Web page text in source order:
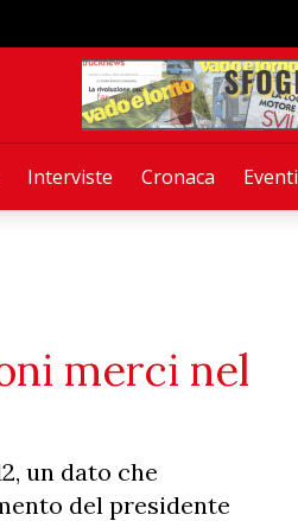
Interviste Cronaca Eventi
merci nel
un dato che
del presidente